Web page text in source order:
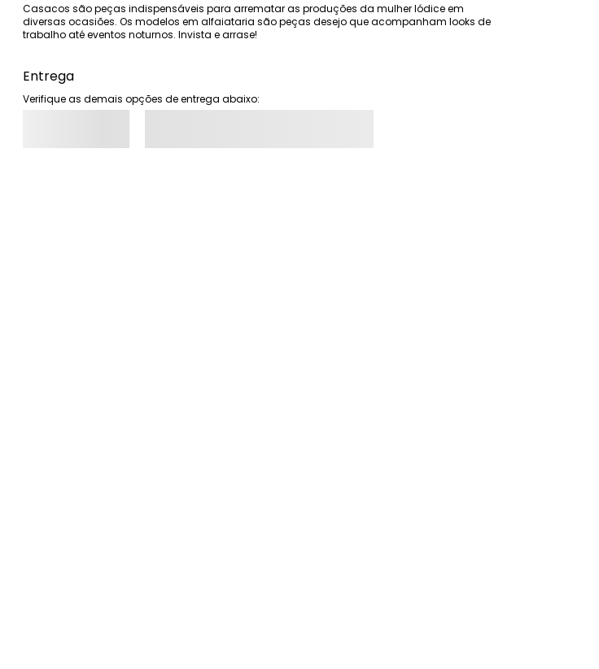
Casacos são peças indispensáveis para arrematar as produções da mulher Iódice em
diversas ocasiões. Os modelos em alfaiataria são peças desejo que acompanham looks de
trabalho até eventos noturnos. Invista e arrase!
Entrega
Verifique as demais opções de entrega abaixo: